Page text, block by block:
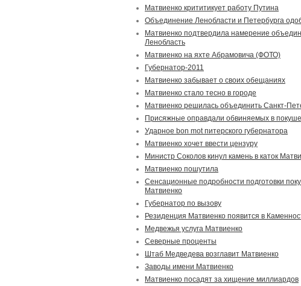
Матвиенко крититикует работу Путина
Объединение Ленобласти и Петербурга
Матвиенко подтвердила намерение
Ленобласть
Матвиенко на яхте Абрамовича (ФОТО)
Губернатор-2011
Матвиенко забывает о своих обещаниях
Матвиенко стало тесно в городе
Матвиенко решилась объединить Санкт-
Присяжные оправдали обвиняемых в
Ударное bon mot питерского губернатора
Матвиенко хочет ввести цензуру
Министр Соколов кинул камень в каток
Матвиенко пошутила
Сенсационные подробности подготовки
Матвиенко
Губернатор по вызову
Резиденция Матвиенко появится в
Медвежья услуга Матвиенко
Северные проценты
Штаб Медведева возглавит Матвиенко
Заводы имени Матвиенко
Матвиенко посадят за хищение миллиардов